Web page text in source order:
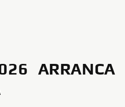
ARRANCA